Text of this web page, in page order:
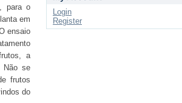
para o
em
ensaio
a
Não se
frutos
do
Login
Register